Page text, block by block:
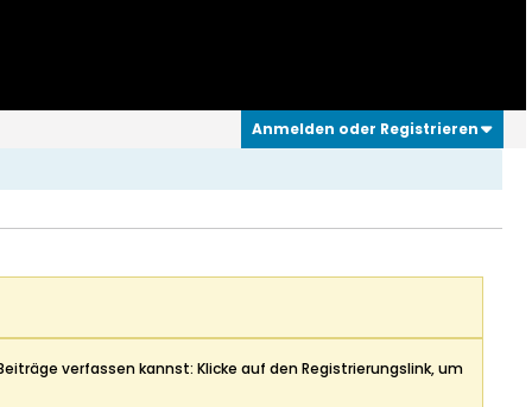
Anmelden oder Registrieren
verfassen kannst: Klicke auf den Registrierungslink, um